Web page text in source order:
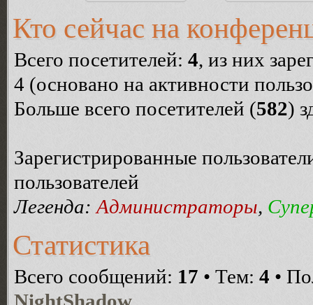
Кто сейчас на
Всего посетителей: 4, из них
4 (основано на активности
Больше всего посетителей (582)
Зарегистрированные
пользователей
Легенда: Администраторы,
Статистика
Всего сообщений: 17 • Тем: 4 •